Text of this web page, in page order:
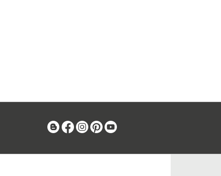
BlogFacebook
Instagram
Pinterest